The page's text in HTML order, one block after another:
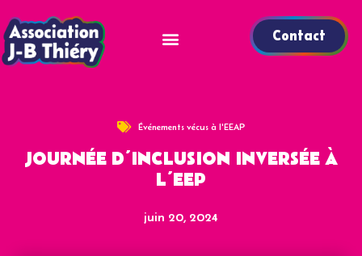
Contact
Événements vécus à l'EEAP
JOURNÉE D’INCLUSION INVERSÉE À
L’EEP
juin 20, 2024